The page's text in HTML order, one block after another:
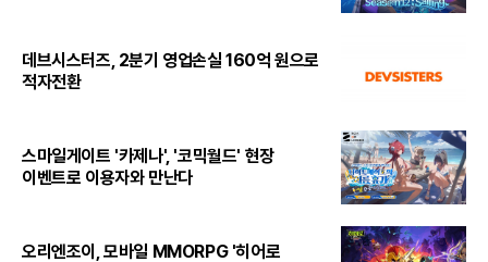
데브시스터즈, 2분기 영업손실 160억 원으로
적자전환
스마일게이트 '카제나', '코믹월드' 현장
이벤트로 이용자와 만난다
오리엔조이, 모바일 MMORPG '히어로